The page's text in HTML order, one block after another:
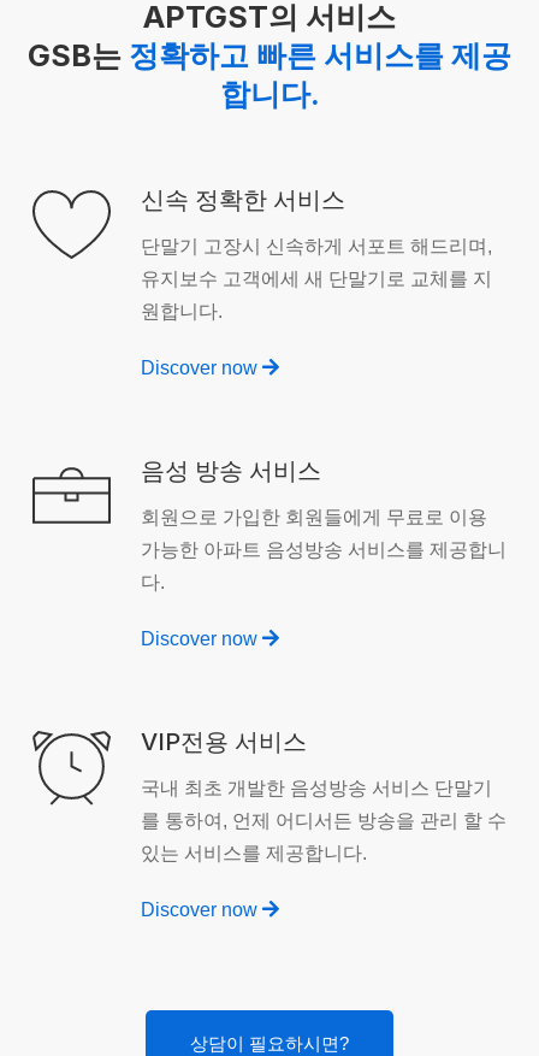
APTGST의 서비스
GSB는 정확하고 빠른 서비스를 제공
합니다.
신속 정확한 서비스
단말기 고장시 신속하게 서포트 해드리며,
유지보수 고객에세 새 단말기로 교체를 지
원합니다.
Discover now
음성 방송 서비스
회원으로 가입한 회원들에게 무료로 이용
가능한 아파트 음성방송 서비스를 제공합니
다.
Discover now
VIP전용 서비스
국내 최초 개발한 음성방송 서비스 단말기
를 통하여, 언제 어디서든 방송을 관리 할 수
있는 서비스를 제공합니다.
Discover now
상담이 필요하시면?